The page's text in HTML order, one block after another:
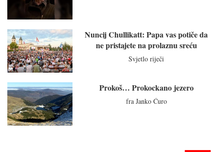
Nuncij Chullikatt: Papa vas potiče da
ne pristajete na prolaznu sreću
Svjetlo riječi
Prokoš… Prokockano jezero
fra Janko Ćuro